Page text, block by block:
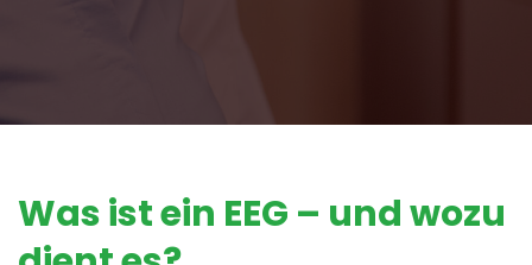
Was ist ein EEG – und wozu